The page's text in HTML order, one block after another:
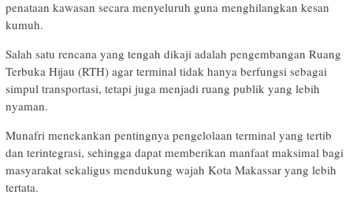
penataan kawasan secara menyeluruh guna menghilangkan kesan
kumuh.
Salah satu rencana yang tengah dikaji adalah pengembangan Ruang
Terbuka Hijau (RTH) agar terminal tidak hanya berfungsi sebagai
simpul transportasi, tetapi juga menjadi ruang publik yang lebih
nyaman.
Munafri menekankan pentingnya pengelolaan terminal yang tertib
dan terintegrasi, sehingga dapat memberikan manfaat maksimal bagi
masyarakat sekaligus mendukung wajah Kota Makassar yang lebih
tertata.